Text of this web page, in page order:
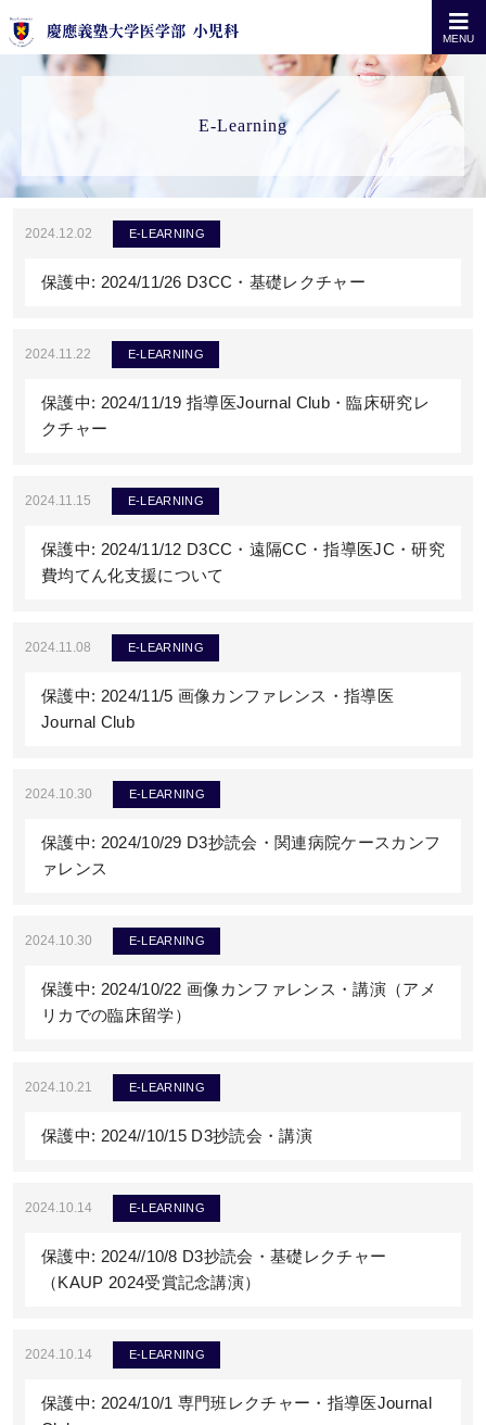
MENU
E-Learning
2024.12.02 E-LEARNING
保護中: 2024/11/26 D3CC・基礎レクチャー
2024.11.22 E-LEARNING
保護中: 2024/11/19 指導医Journal Club・臨床研究レ
クチャー
2024.11.15 E-LEARNING
保護中: 2024/11/12 D3CC・遠隔CC・指導医JC・研究
費均てん化支援について
2024.11.08 E-LEARNING
保護中: 2024/11/5 画像カンファレンス・指導医
Journal Club
2024.10.30 E-LEARNING
保護中: 2024/10/29 D3抄読会・関連病院ケースカンフ
ァレンス
2024.10.30 E-LEARNING
保護中: 2024/10/22 画像カンファレンス・講演（アメ
リカでの臨床留学）
2024.10.21 E-LEARNING
保護中: 2024//10/15 D3抄読会・講演
2024.10.14 E-LEARNING
保護中: 2024//10/8 D3抄読会・基礎レクチャー
（KAUP 2024受賞記念講演）
2024.10.14 E-LEARNING
保護中: 2024/10/1 専門班レクチャー・指導医Journal